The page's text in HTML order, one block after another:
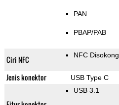
PAN
PBAP/PAB
Ciri NFC NFC Disokong
Jenis konektor USB Type C
USB 3.1